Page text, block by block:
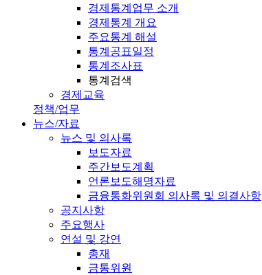
경제통계업무 소개
경제통계 개요
주요통계 해설
통계공표일정
통계조사표
통계검색
경제교육
정책/업무
뉴스/자료
뉴스 및 의사록
보도자료
주간보도계획
언론보도해명자료
금융통화위원회 의사록 및 의결사항
공지사항
주요행사
연설 및 강연
총재
금통위원